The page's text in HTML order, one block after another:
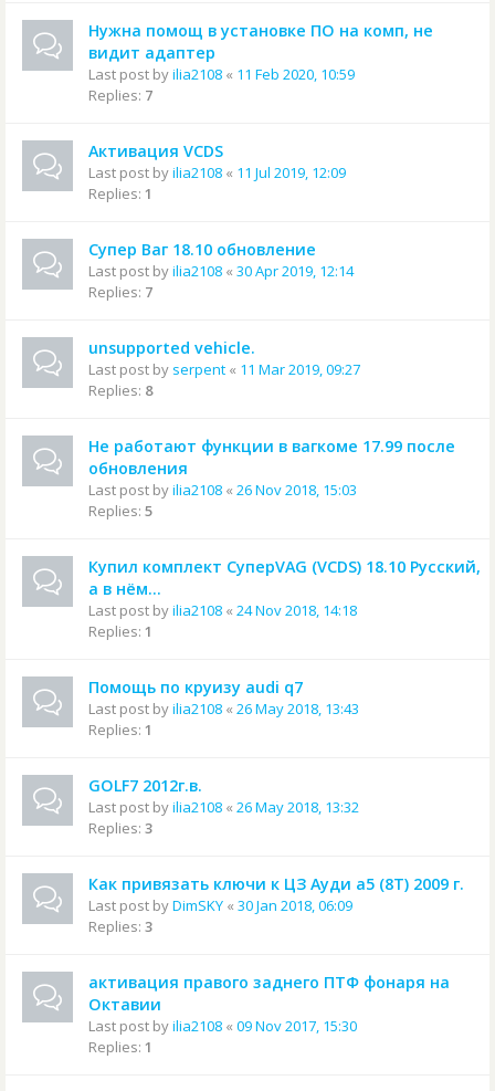
Нужна помощ в установке ПО на комп, не
видит адаптер
Last post byilia2108 « 11 Feb 2020, 10:59
Replies: 7
Активация VCDS
Last post byilia2108 « 11 Jul 2019, 12:09
Replies: 1
Супер Ваг 18.10 обновление
Last post byilia2108 « 30 Apr 2019, 12:14
Replies: 7
unsupported vehicle.
Last post by serpent « 11 Mar 2019, 09:27
Replies: 8
Не работают функции в вагкоме 17.99 после
обновления
Last post byilia2108 « 26 Nov 2018, 15:03
Replies: 5
Купил комплект СуперVAG (VCDS) 18.10 Русский,
а в нём...
Last post byilia2108 « 24 Nov 2018, 14:18
Replies: 1
Помощь по круизу audi q7
Last post byilia2108 « 26 May 2018, 13:43
Replies: 1
GOLF7 2012г.в.
Last post byilia2108 « 26 May 2018, 13:32
Replies: 3
Как привязать ключи к ЦЗ Ауди а5 (8T) 2009 г.
Last post byDimSKY « 30 Jan 2018, 06:09
Replies: 3
активация правого заднего ПТФ фонаря на
Октавии
Last post byilia2108 « 09 Nov 2017, 15:30
Replies: 1